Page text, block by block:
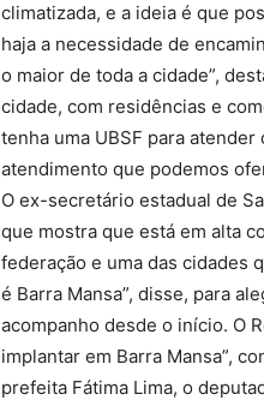
climatizada, e a ideia é que
haja a necessidade de
o maior de toda a cidade”,
cidade, com residências e
tenha uma UBSF para
atendimento que podemos
O ex-secretário estadual de
que mostra que está em alta
federação e uma das cidades
é Barra Mansa”, disse, para
acompanho desde o início. O
implantar em Barra Mansa”,
prefeita Fátima Lima, o